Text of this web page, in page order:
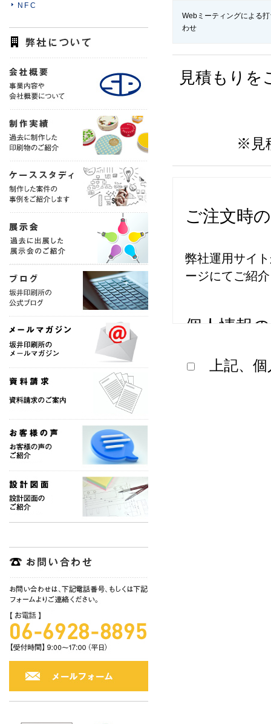
NFC
Webミーティングによる
わせ
見積もりを
※見
ご注文時
弊社運用サイ
ージにてご紹
個人情報
■ 事業者
上記、個